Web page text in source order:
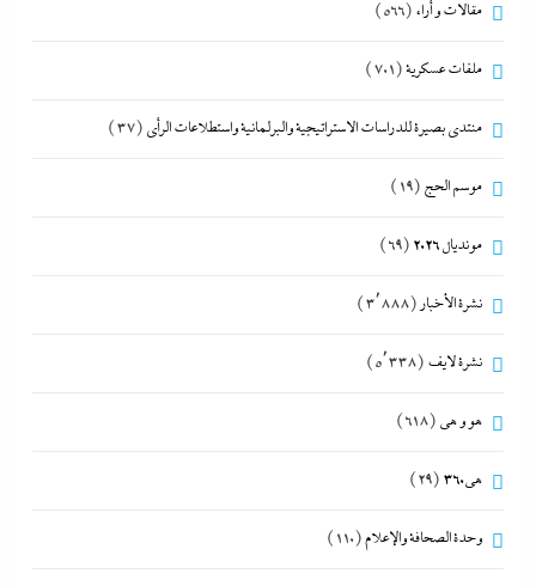
مقالات و أراء (566)
ملفات عسكرية(701)
منتدى بصيرة للدراسات الاستراتيجية والبرلمانية واستطلاعات الرأى (37)
موسم الحج (19)
مونديال 2026 (69)
نشرة الأخبار (3٬888)
نشرة لايف (5٬338)
هو و هي (618)
هى360 (29)
وحدة الصحافة والإعلام(110)